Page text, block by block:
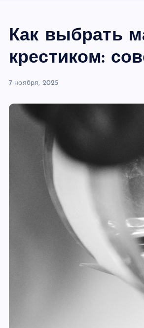
Как выбрать
крестиком:
7 ноября, 2025